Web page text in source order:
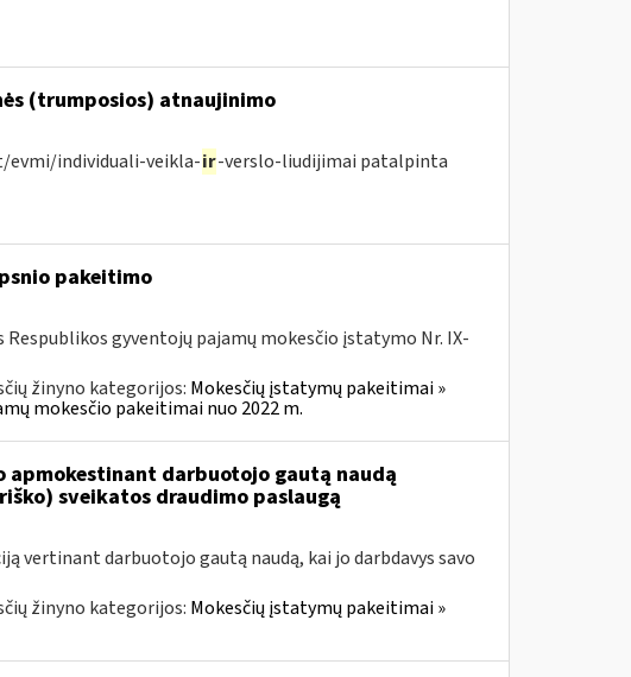
(trumposios) atnaujinimo
evmi/individuali-veikla-ir-verslo-liudijimai patalpinta
pakeitimo
gyventojų pajamų mokesčio įstatymo Nr. IX-
žinyno kategorijos: Mokesčių įstatymų pakeitimai »
mokesčio pakeitimai nuo 2022 m.
apmokestinant darbuotojo gautą naudą
sveikatos draudimo paslaugą
vertinant darbuotojo gautą naudą, kai jo darbdavys savo
žinyno kategorijos: Mokesčių įstatymų pakeitimai »